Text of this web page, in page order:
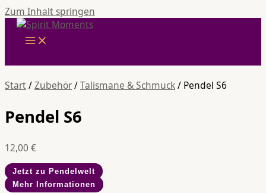
Zum Inhalt springen
Start/Zubehör/Talismane & Schmuck/ Pendel S6
Pendel S6
12,00 €
Jetzt zu Pendelwelt
Mehr Informationen